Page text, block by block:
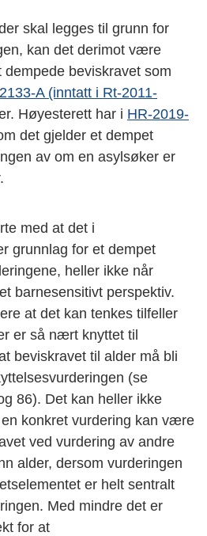
skal legges til grunn for
kan det derimot være
beviskravet som
A (inntatt i Rt-2011-
Høyesterett har i HR-2019-
det gjelder et dempet
av om en asylsøker er
med at det i
grunnlag for et dempet
heller ikke når
barnesensitivt perspektiv.
at det kan tenkes tilfeller
er så nært knyttet til
beviskravet til alder må bli
(se
86). Det kan heller ikke
konkret vurdering kan være
ved vurdering av andre
alder, dersom vurderingen
er helt sentralt
Med mindre det er
for at